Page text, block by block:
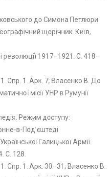
до Симона Петлюри
щорічник. Київ,
революції 1917–1921. С. 418–
Спр. 1. Арк. 7; Власенко В. До
місії УНР в Румунії
Режим доступу:
в-Под’єштеді
Галицької Армії.
С. 128.
Спр. 1. Арк. 30–31; Власенко В.